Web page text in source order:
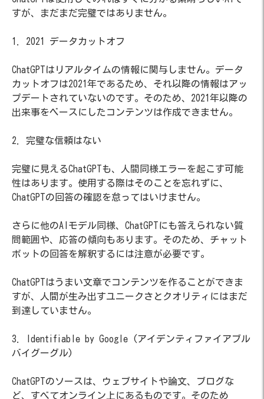
すが、まだまだ完璧ではありません。
1. 2021 データカットオフ
ChatGPTはリアルタイムの情報に関与しません。データ
カットオフは2021年であるため、それ以降の情報はアッ
プデートされていないのです。そのため、2021年以降の
出来事をベースにしたコンテンツは作成できません。
2. 完璧な信頼はない
完璧に見えるChatGPTも、人間同様エラーを起こす可能
性はあります。使用する際はそのことを忘れずに、
ChatGPTの回答の確認を怠ってはいけません。
さらに他のAIモデル同様、ChatGPTにも答えられない質
問範囲や、応答の傾向もあります。そのため、チャット
ボットの回答を解釈するには注意が必要です。
ChatGPTはうまい文章でコンテンツを作ることができま
すが、人間が生み出すユニークさとクオリティにはまだ
到達していません。
3. Identifiable by Google (アイデンティファイアブル
バイグーグル)
ChatGPTのソースは、ウェブサイトや論文、ブログな
ど、すべてオンライン上にあるものです。そのため